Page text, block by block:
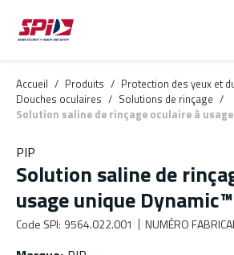
Aller au contenu principal
Skip to menu
Skip to footer
Accueil / Produits / Protection des yeux et
Douches oculaires / Solutions de rinçage /
Solution saline de rinçage oculaire à
PIP
Solution saline de
usage unique Dynamic™
Code SPI: 9564.022.001 NUMÉRO